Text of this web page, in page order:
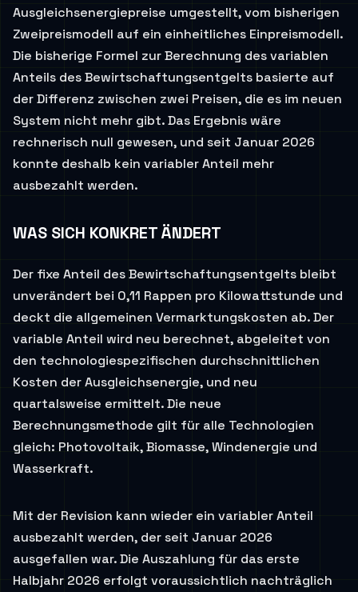
Ausgleichsenergiepreise umgestellt, vom bisherigen
Zweipreismodell auf ein einheitliches Einpreismodell.
Die bisherige Formel zur Berechnung des variablen
Anteils des Bewirtschaftungsentgelts basierte auf
der Differenz zwischen zwei Preisen, die es im neuen
System nicht mehr gibt. Das Ergebnis wäre
rechnerisch null gewesen, und seit Januar 2026
konnte deshalb kein variabler Anteil mehr
ausbezahlt werden.
WAS SICH KONKRET ÄNDERT
Der fixe Anteil des Bewirtschaftungsentgelts bleibt
unverändert bei 0,11 Rappen pro Kilowattstunde und
deckt die allgemeinen Vermarktungskosten ab. Der
variable Anteil wird neu berechnet, abgeleitet von
den technologiespezifischen durchschnittlichen
Kosten der Ausgleichsenergie, und neu
quartalsweise ermittelt. Die neue
Berechnungsmethode gilt für alle Technologien
gleich: Photovoltaik, Biomasse, Windenergie und
Wasserkraft.
Mit der Revision kann wieder ein variabler Anteil
ausbezahlt werden, der seit Januar 2026
ausgefallen war. Die Auszahlung für das erste
Halbjahr 2026 erfolgt voraussichtlich nachträglich